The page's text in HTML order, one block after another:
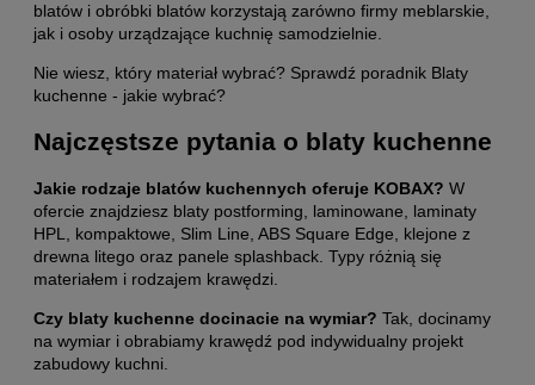
blatów i obróbki blatów korzystają zarówno firmy meblarskie,
jak i osoby urządzające kuchnię samodzielnie.
Nie wiesz, który materiał wybrać? Sprawdź poradnik Blaty
kuchenne - jakie wybrać?
Najczęstsze pytania o blaty kuchenne
Jakie rodzaje blatów kuchennych oferuje KOBAX? W
ofercie znajdziesz blaty postforming, laminowane, laminaty
HPL, kompaktowe, Slim Line, ABS Square Edge, klejone z
drewna litego oraz panele splashback. Typy różnią się
materiałem i rodzajem krawędzi.
Czy blaty kuchenne docinacie na wymiar? Tak, docinamy
na wymiar i obrabiamy krawędź pod indywidualny projekt
zabudowy kuchni.